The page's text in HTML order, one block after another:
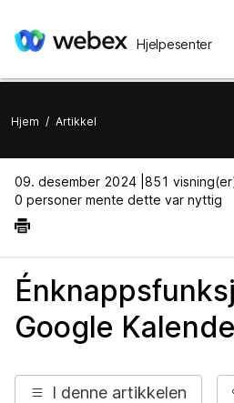
Hjelpesenter
Hjem / Artikkel
09. desember 2024 | 851 visning(er)
0 personer mente dette var nyttig
Google
I denne artikkelen